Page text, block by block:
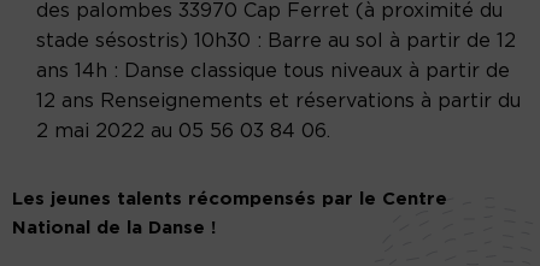
des palombes 33970 Cap Ferret (à proximité du
stade sésostris) 10h30 : Barre au sol à partir de 12
ans 14h : Danse classique tous niveaux à partir de
12 ans Renseignements et réservations à partir du
2 mai 2022 au 05 56 03 84 06.
Les jeunes talents récompensés par le Centre
National de la Danse !